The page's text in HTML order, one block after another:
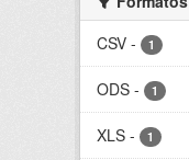
CSV - 1
ODS - 1
XLS - 1